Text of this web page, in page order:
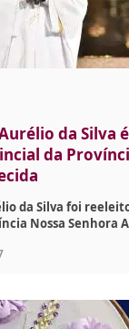
da Silva
da
da Silva foi
Nossa Senhora